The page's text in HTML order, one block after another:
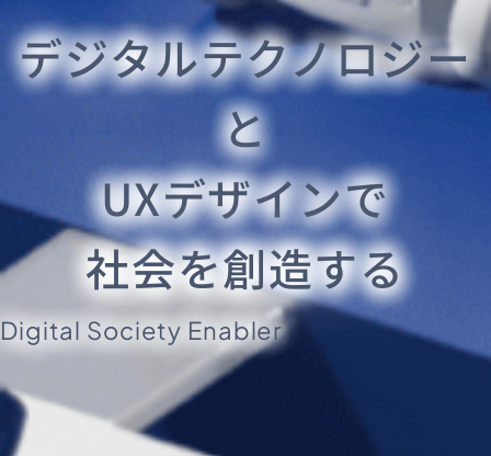
デジタルテクノロジー
と
UXデザインで
社会を創造する
Digital Society Enabler.